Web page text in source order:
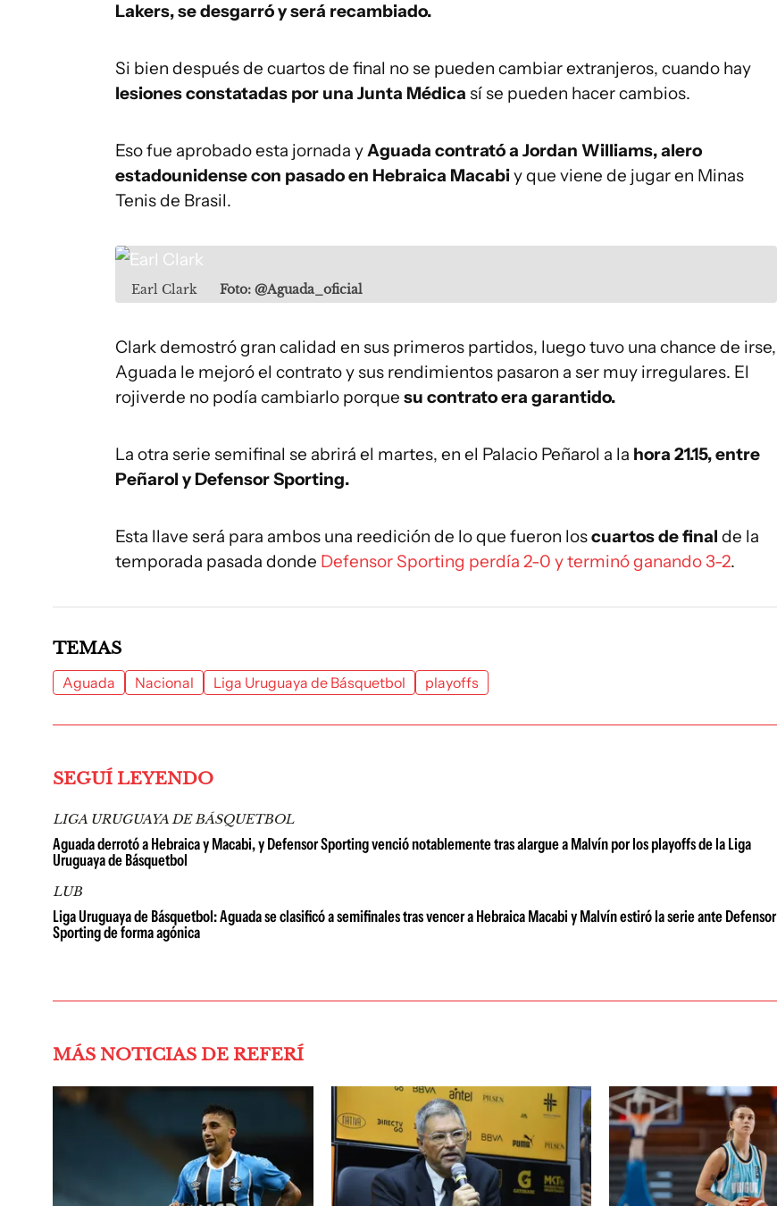
Lakers, se desgarró y será recambiado.
Si bien después de cuartos de final no se pueden cambiar extranjeros, cuando hay
lesiones constatadas por una Junta Médica sí se pueden hacer cambios.
Eso fue aprobado esta jornada yAguada contrató a Jordan Williams, alero
estadounidense con pasado en Hebraica Macabi y que viene de jugar en Minas
Tenis de Brasil.
Earl Clark Foto: @Aguada_oficial
Clark demostró gran calidad en sus primeros partidos, luego tuvo una chance de irse,
Aguada le mejoró el contrato y sus rendimientos pasaron a ser muy irregulares. El
rojiverde no podía cambiarlo porque su contrato era garantido.
La otra serie semifinal se abrirá el martes, en el Palacio Peñarol a la hora 21.15, entre
Peñarol y Defensor Sporting.
Esta llave será para ambos una reedición de lo que fueron loscuartos de final de la
temporada pasada donde Defensor Sporting perdía 2-0 y terminó ganando 3-2.
TEMAS
Aguada Nacional Liga Uruguaya de Básquetbol playoffs
SEGUÍ LEYENDO
LIGA URUGUAYA DE BÁSQUETBOL
Aguada derrotó a Hebraica y Macabi, y Defensor Sporting venció notablemente tras alargue a Malvín por los playoffs de la Liga
Uruguaya de Básquetbol
LUB
Liga Uruguaya de Básquetbol: Aguada se clasificó a semifinales tras vencer a Hebraica Macabi y Malvín estiró la serie ante Defensor
Sporting de forma agónica
MÁS NOTICIAS DE REFERÍ